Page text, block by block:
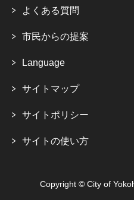
よくある質問
市民からの提案
Language
サイトマップ
サイトポリシー
サイトの使い方
Copyright © City of